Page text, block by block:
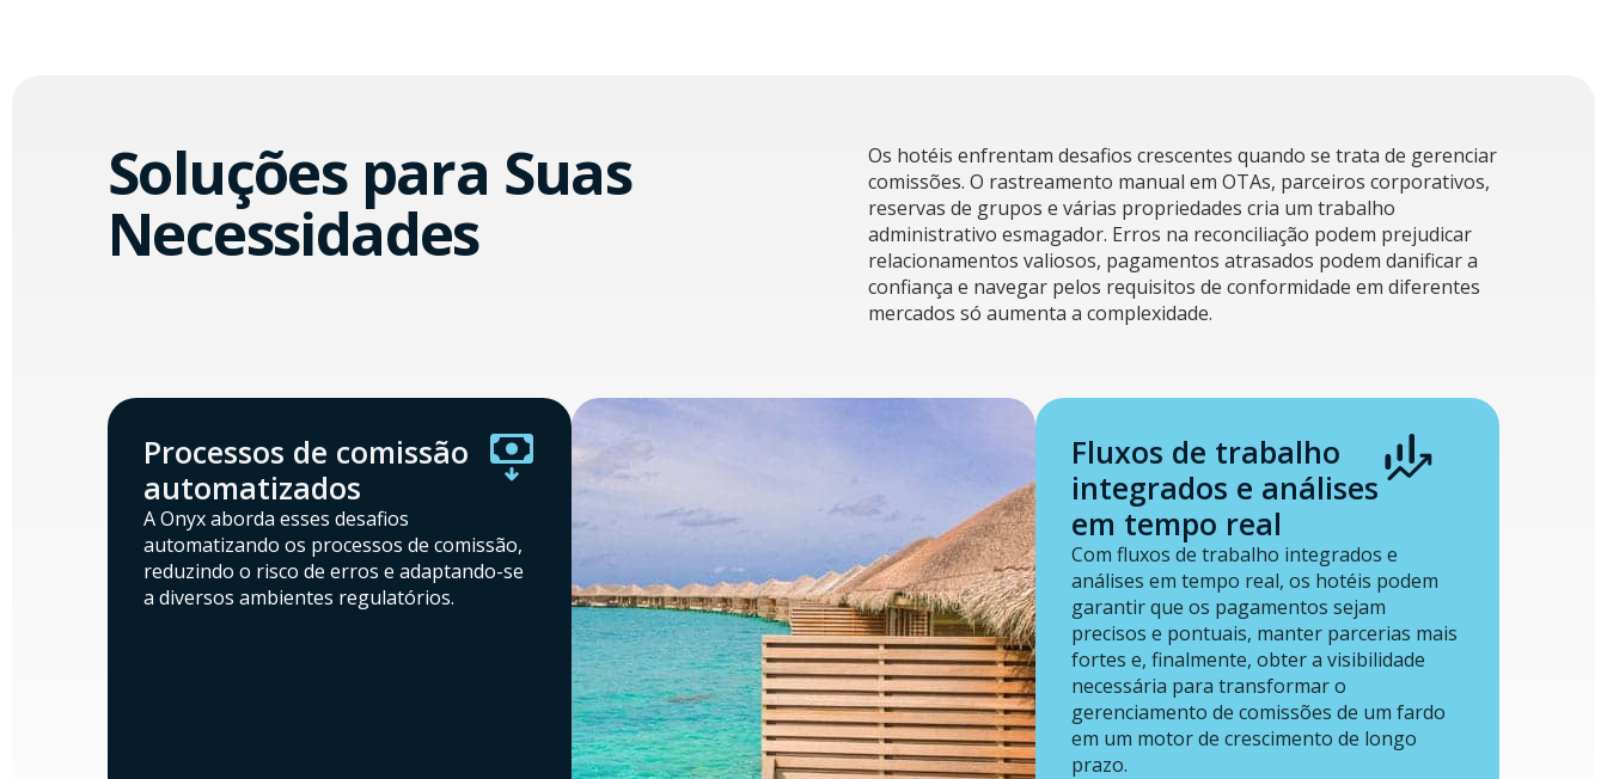
Soluções para Suas
Necessidades
Os hotéis enfrentam desafios crescentes quando se trata de gerenciar
comissões. O rastreamento manual em OTAs, parceiros corporativos,
reservas de grupos e várias propriedades cria um trabalho
administrativo esmagador. Erros na reconciliação podem prejudicar
relacionamentos valiosos, pagamentos atrasados podem danificar a
confiança e navegar pelos requisitos de conformidade em diferentes
mercados só aumenta a complexidade.
Processos de comissão
automatizados
A Onyx aborda esses desafios
automatizando os processos de comissão,
reduzindo o risco de erros e adaptando-se
a diversos ambientes regulatórios.
Fluxos de trabalho
integrados e análises
em tempo real
Com fluxos de trabalho integrados e
análises em tempo real, os hotéis podem
garantir que os pagamentos sejam
precisos e pontuais, manter parcerias mais
fortes e, finalmente, obter a visibilidade
necessária para transformar o
gerenciamento de comissões de um fardo
em um motor de crescimento de longo
prazo.